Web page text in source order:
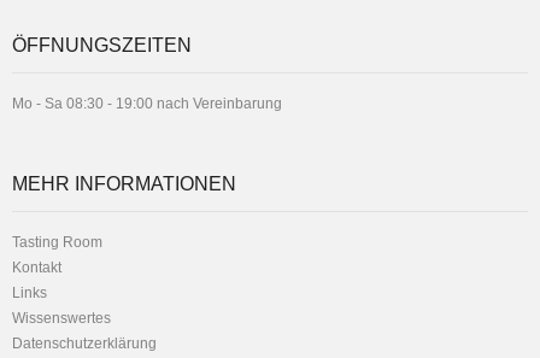
ÖFFNUNGSZEITEN
Mo - Sa 08:30 - 19:00 nach Vereinbarung
MEHR INFORMATIONEN
Tasting Room
Kontakt
Links
Wissenswertes
Datenschutzerklärung